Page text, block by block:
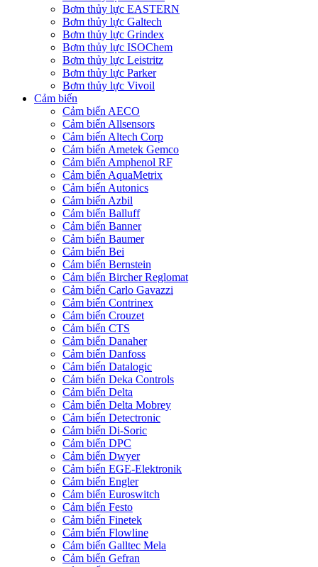
Bơm thủy lực EASTERN
Bơm thủy lực Galtech
Bơm thủy lực Grindex
Bơm thủy lực ISOChem
Bơm thủy lực Leistritz
Bơm thủy lực Parker
Bơm thủy lực Vivoil
Cảm biến
Cảm biến AECO
Cảm biến Allsensors
Cảm biến Altech Corp
Cảm biến Ametek Gemco
Cảm biến Amphenol RF
Cảm biến AquaMetrix
Cảm biến Autonics
Cảm biến Azbil
Cảm biến Balluff
Cảm biến Banner
Cảm biến Baumer
Cảm biến Bei
Cảm biến Bernstein
Cảm biến Bircher Reglomat
Cảm biến Carlo Gavazzi
Cảm biến Contrinex
Cảm biến Crouzet
Cảm biến CTS
Cảm biến Danaher
Cảm biến Danfoss
Cảm biến Datalogic
Cảm biến Deka Controls
Cảm biến Delta
Cảm biến Delta Mobrey
Cảm biến Detectronic
Cảm biến Di-Soric
Cảm biến DPC
Cảm biến Dwyer
Cảm biến EGE-Elektronik
Cảm biến Engler
Cảm biến Euroswitch
Cảm biến Festo
Cảm biến Finetek
Cảm biến Flowline
Cảm biến Galltec Mela
Cảm biến Gefran